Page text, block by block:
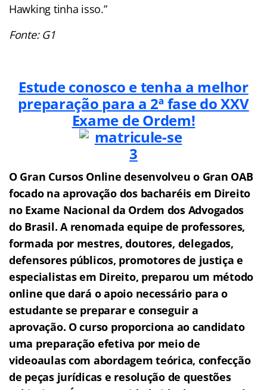
Hawking tinha isso.”
Fonte: G1
Estude conosco e tenha a melhor
preparação para a 2ª fase do XXV
Exame de Ordem!
O Gran Cursos Online desenvolveu o Gran OAB
focado na aprovação dos bacharéis em Direito
no Exame Nacional da Ordem dos Advogados
do Brasil. A renomada equipe de professores,
formada por mestres, doutores, delegados,
defensores públicos, promotores de justiça e
especialistas em Direito, preparou um método
online que dará o apoio necessário para o
estudante se preparar e conseguir a
aprovação. O curso proporciona ao candidato
uma preparação efetiva por meio de
videoaulas com abordagem teórica, confecção
de peças jurídicas e resolução de questões